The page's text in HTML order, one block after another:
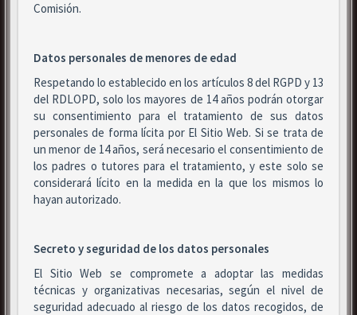
Comisión.
Datos personales de menores de edad
Respetando lo establecido en los artículos 8 del RGPD y 13
del RDLOPD, solo los mayores de 14 años podrán otorgar
su consentimiento para el tratamiento de sus datos
personales de forma lícita por El Sitio Web. Si se trata de
un menor de 14 años, será necesario el consentimiento de
los padres o tutores para el tratamiento, y este solo se
considerará lícito en la medida en la que los mismos lo
hayan autorizado.
Secreto y seguridad de los datos personales
El Sitio Web se compromete a adoptar las medidas
técnicas y organizativas necesarias, según el nivel de
seguridad adecuado al riesgo de los datos recogidos, de